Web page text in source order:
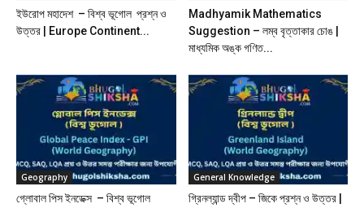
ইউরোপ মহাদেশ – বিশ্ব ভূগোল প্রশ্ন ও
উত্তর | Europe Continent...
Madhyamik Mathematics
Suggestion – লম্ব বৃত্তাকার চোঙ |
মাধ্যমিক অঙ্ক গণিত...
Geography
গ্লোবাল পিস ইনডেক্স – বিশ্ব ভূগোল
General Knowledge
গ্রিনল্যান্ড দ্বীপ – জিকে প্রশ্ন ও উত্তর |